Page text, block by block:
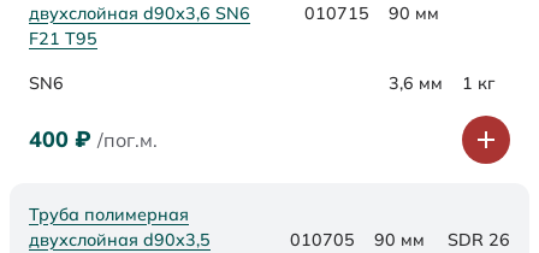
двухслойная d90х3,6 SN6
F21 Т95
010715 90 мм
SN6 3,6 мм 1 кг
400 ₽ /пог.м.
Труба полимерная
двухслойная d90x3,5
010705 90 мм SDR 26